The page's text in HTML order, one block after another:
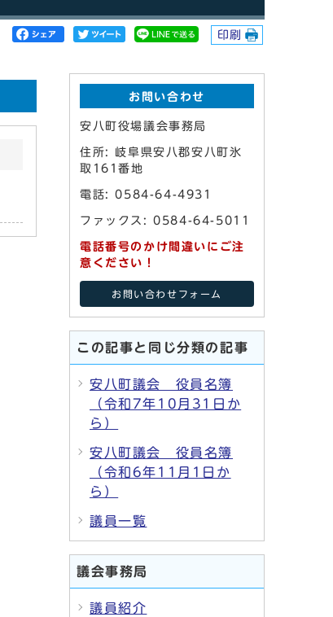
印刷
お問い合わせ
安八町役場議会事務局
住所: 岐阜県安八郡安八町氷
取161番地
電話: 0584-64-4931
ファックス: 0584-64-5011
電話番号のかけ間違いにご注
意ください！
お問い合わせフォーム
この記事と同じ分類の記事
安八町議会 役員名簿
（令和7年10月31日か
ら）
安八町議会 役員名簿
（令和6年11月1日か
ら）
議員一覧
議会事務局
議員紹介